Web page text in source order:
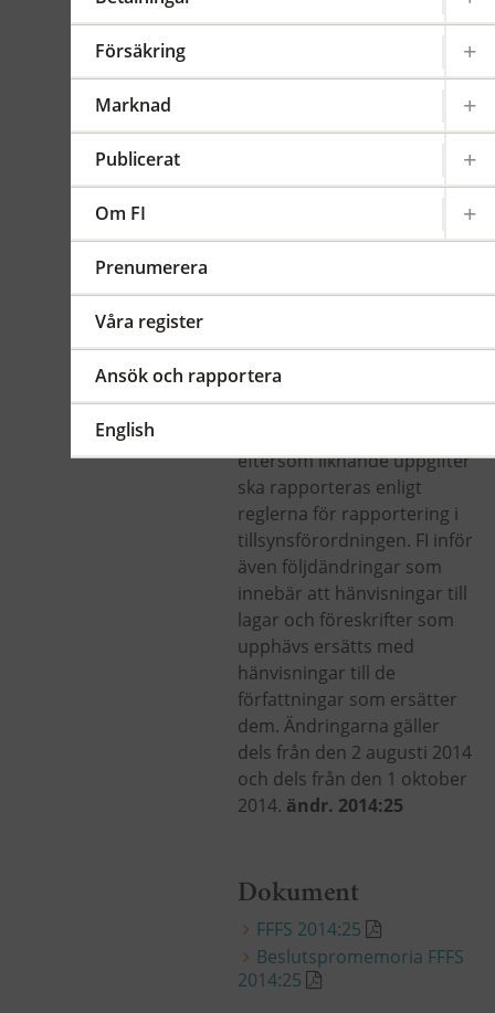
Försäkring
Marknad
Publicerat
Om FI
Prenumerera
Våra register
Ansök och rapportera
English
FFFS
FI ändrar
tillämpningsområdet så att
det överensstämmer med
likviditetsreglerna i
upphäver FI kraven på viss
rapportering av
likviditetsreserv och likvida
eftersom liknande uppgifter
ska rapporteras enligt
reglerna för rapportering i
tillsynsförordningen. FI inför
även följdändringar som
innebär att hänvisningar till
lagar och föreskrifter som
upphävs ersätts med
hänvisningar till de
författningar som ersätter
dem. Ändringarna gäller
dels från den 2 augusti 2014
och dels från den 1 oktober
2014. ändr. 2014:25
Dokument
FFFS 2014:25
Beslutspromemoria FFFS
2014:25